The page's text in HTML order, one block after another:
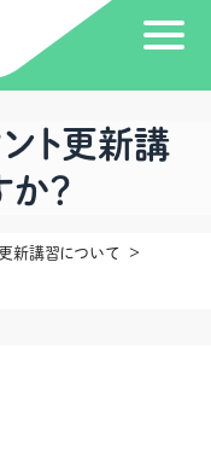
ト更新講
？
新講習について